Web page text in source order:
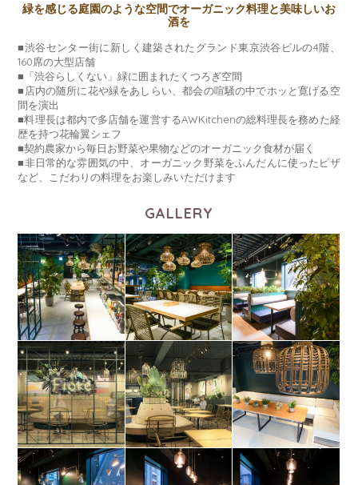
緑を感じる庭園のような空間でオーガニック料理と美味しいお
酒を
■渋谷センター街に新しく建築されたグランド東京渋谷ビルの4階、
160席の大型店舗
■「渋谷らしくない」緑に囲まれたくつろぎ空間
■店内の随所に花や緑をあしらい、都会の喧騒の中でホッと寛げる空
間を演出
■料理長は都内で多店舗を運営するAWKitchenの総料理長を務めた経
歴を持つ花輪翼シェフ
■契約農家から毎日お野菜や果物などのオーガニック食材が届く
■非日常的な雰囲気の中、オーガニック野菜をふんだんに使ったピザ
など、こだわりの料理をお楽しみいただけます
GALLERY